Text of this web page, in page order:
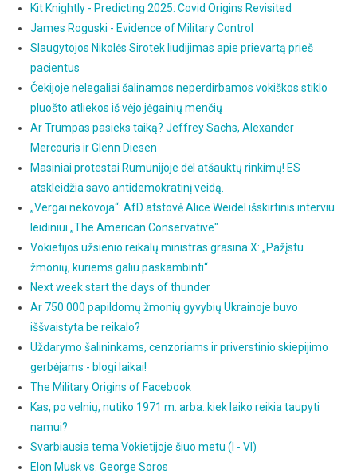
Kit Knightly - Predicting 2025: Covid Origins Revisited
James Roguski - Evidence of Military Control
Slaugytojos Nikolės Sirotek liudijimas apie prievartą prieš
pacientus
Čekijoje nelegaliai šalinamos neperdirbamos vokiškos stiklo
pluošto atliekos iš vėjo jėgainių menčių
Ar Trumpas pasieks taiką? Jeffrey Sachs, Alexander
Mercouris ir Glenn Diesen
Masiniai protestai Rumunijoje dėl atšauktų rinkimų! ES
atskleidžia savo antidemokratinį veidą.
„Vergai nekovoja“: AfD atstovė Alice Weidel išskirtinis interviu
leidiniui „The American Conservative"
Vokietijos užsienio reikalų ministras grasina X: „Pažįstu
žmonių, kuriems galiu paskambinti“
Next week start the days of thunder
Ar 750 000 papildomų žmonių gyvybių Ukrainoje buvo
iššvaistyta be reikalo?
Uždarymo šalininkams, cenzoriams ir priverstinio skiepijimo
gerbėjams - blogi laikai!
The Military Origins of Facebook
Kas, po velnių, nutiko 1971 m. arba: kiek laiko reikia taupyti
namui?
Svarbiausia tema Vokietijoje šiuo metu (I - VI)
Elon Musk vs. George Soros